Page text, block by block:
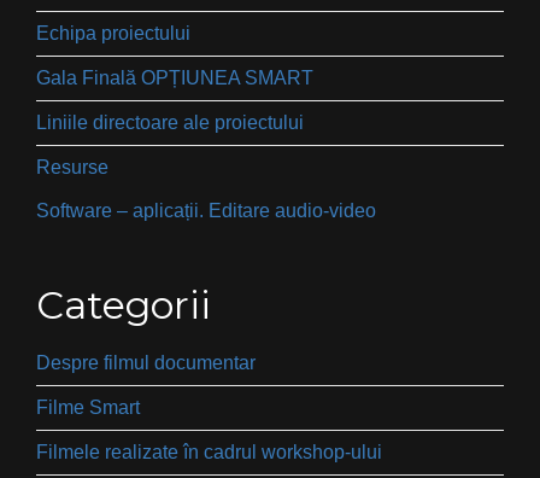
Echipa proiectului
Gala Finală OPȚIUNEA SMART
Liniile directoare ale proiectului
Resurse
Software – aplicații. Editare audio-video
Categorii
Despre filmul documentar
Filme Smart
Filmele realizate în cadrul workshop-ului